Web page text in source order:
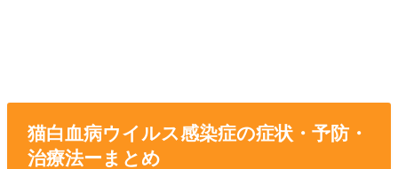
猫白血病ウイルス感染症の症状・予防・
治療法ーまとめ